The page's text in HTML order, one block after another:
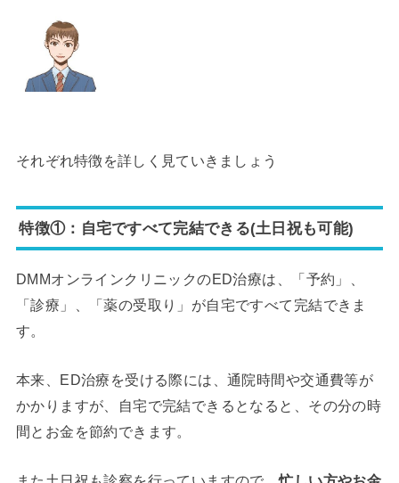
それぞれ特徴を詳しく見ていきましょう
特徴①：自宅ですべて完結できる(土日祝も可能)
DMMオンラインクリニックのED治療は、「予約」、
「診療」、「薬の受取り」が自宅ですべて完結できま
す。
本来、ED治療を受ける際には、通院時間や交通費等が
かかりますが、自宅で完結できるとなると、その分の時
間とお金を節約できます。